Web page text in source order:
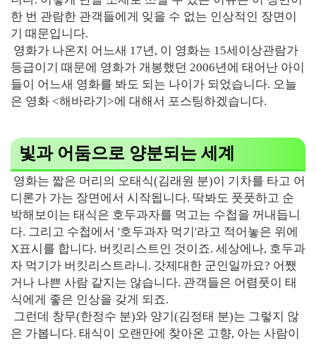
한 번 관람한 관객들에게 잊을 수 없는 인상적인 장면이
기 때문입니다.
영화가 나온지 어느새 17년, 이 영화는 15세이상관람가
등급이기 때문에 영화가 개봉했던 2006년에 태어난 아이
들이 어느새 영화를 봐도 되는 나이가 되었습니다. 오늘
은 영화 <해바라기>에 대해서 포스팅하겠습니다.
빛과 어둠으로 양분되는 세계
영화는 짧은 머리의 오태식(김래원 분)이 기차를 타고 어
디론가 가는 장면에서 시작됩니다. 딱봐도 풋풋하고 순
박해보이는 태식은 호두과자를 먹고는 수첩을 꺼내듭니
다. 그리고 수첩에서 '호두과자 먹기'라고 적어놓은 위에
X표시를 합니다. 버킷리스트인 것이죠. 세상에나, 호두과
자 먹기가 버킷리스트라니. 갓제대한 군인일까요? 어쨌
거나 나쁜 사람 같지는 않습니다. 관객들은 어렴풋이 태
식에게 좋은 인상을 갖게 되죠.
그런데 창무(한정수 분)와 양기(김정태 분)는 그렇지 않
은 가봅니다. 태식이 오랜만에 찾아온 고향, 아는 사람이